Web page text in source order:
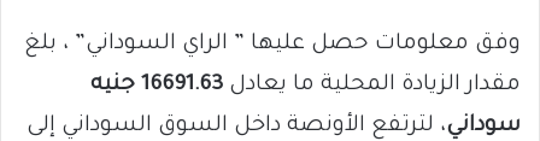
وفق معلومات حصل عليها ” الراي السوداني” ، بلغ
مقدار الزيادة المحلية ما يعادل
16691.63 جنيه
سوداني، لترتفع الأونصة داخل السوق السوداني إلى